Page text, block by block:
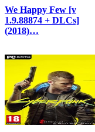
We Happy Few [v
1.9.88874 + DLCs]
(2018)…